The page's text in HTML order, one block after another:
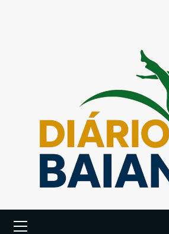
Menu